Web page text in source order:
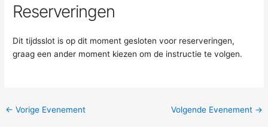
Reserveringen
Dit tijdsslot is op dit moment gesloten voor reserveringen,
graag een ander moment kiezen om de instructie te volgen.
← Vorige Evenement Volgende Evenement →